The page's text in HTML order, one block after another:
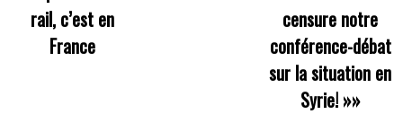
rail, c’est en
France
censure notre
conférence-débat
sur la situation en
Syrie!»»